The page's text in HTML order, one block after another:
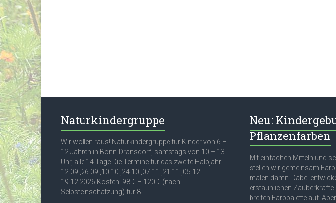
Naturkindergruppe
Wir wollen raus! Naturkindergruppe für Kinder von 6 –
12 Jahren in Bonn-Dransdorf, samstags von 10 – 13
Uhr, alle 14 Tage Die Termine für das zweite Halbjahr:
12.09.,26.09.,10.10.,24.10.,07.11.,21.11.,05.12.
19.12.2026 Kosten: 98 € – 120 € (nach
Selbsteinschätzung) für 8...
Neu:
Pflanzenfarben
Mit einfachen Mitteln und
stellen wir gemeinsam
malen damit. Dabei
erstaunlichen
breiten Farbpalette auf.